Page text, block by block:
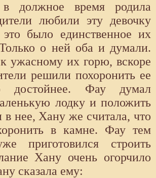
должное время родила
любили эту девочку
было единственное их
о ней оба и думали.
ужасному их горю, вскоре
решили похоронить ее
достойнее. Фау думал
лодку и положить
в нее, Хану же считала, что
в камне. Фау тем
приготовился строить
Хану очень огорчило
сказала ему: